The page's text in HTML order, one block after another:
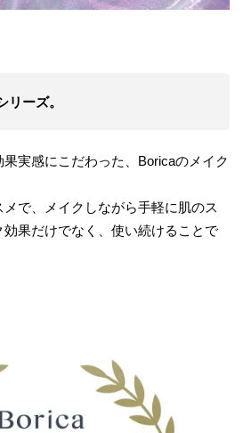
リーズ。
実感にこだわった、Boricaのメイク
で、メイクしながら手軽に肌のス
果だけでなく、使い続けることで